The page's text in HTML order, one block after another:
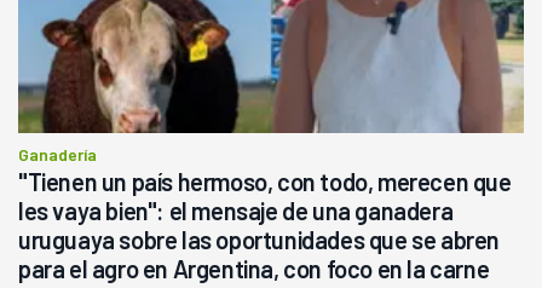
Ganadería
"Tienen un país hermoso, con todo, merecen que
les vaya bien": el mensaje de una ganadera
uruguaya sobre las oportunidades que se abren
para el agro en Argentina, con foco en la carne